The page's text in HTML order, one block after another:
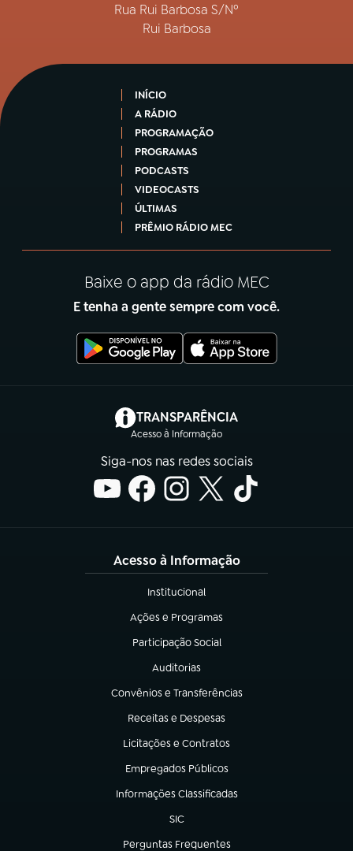
Rua Rui Barbosa S/Nº
Rui Barbosa
INÍCIO
A RÁDIO
PROGRAMAÇÃO
PROGRAMAS
PODCASTS
VIDEOCASTS
ÚLTIMAS
PRÊMIO RÁDIO MEC
Baixe o app da rádio MEC
E tenha a gente sempre com você.
TRANSPARÊNCIA
Acesso à Informação
(abre em nova aba)
Siga-nos nas redes sociais
Acesso à Informação
Institucional
(abre em nova aba)
Ações e Programas
(abre em nova aba)
Participação Social
(abre em nova aba)
Auditorias
(abre em nova aba)
Convênios e Transferências
(abre em nova aba)
Receitas e Despesas
(abre em nova aba)
Licitações e Contratos
(abre em nova aba)
Empregados Públicos
(abre em nova aba)
Informações Classificadas
(abre em nova aba)
SIC
(abre em nova aba)
Perguntas Frequentes